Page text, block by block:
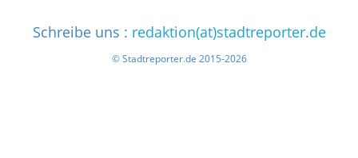
Schreibe uns : redaktion(at)stadtreporter.de
© Stadtreporter.de 2015-2026